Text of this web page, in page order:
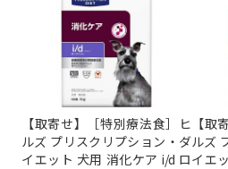
【取寄せ】［特別療法食］ヒ
ルズ プリスクリプション・ダ
イエット 犬用 消化ケア i/d ロ
【取
ルズ
イエ